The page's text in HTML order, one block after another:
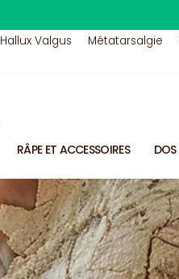
Hallux Valgus Métatarsalgie
RÂPE ET ACCESSOIRES DOS